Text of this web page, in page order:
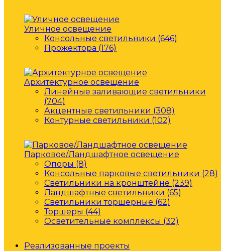
Уличное освещение
Консольные светильники (646)
Прожектора (176)
Архитектурное освещение
Линейные заливающие светильники
(704)
Акцентные светильники (308)
Контурные светильники (102)
Парковое/Ландшафтное освещение
Опоры (8)
Консольные парковые светильники (28)
Светильники на кронштейне (239)
Ландшафтные светильники (65)
Светильники торшерные (62)
Торшеры (44)
Осветительные комплексы (32)
Реализованные проекты